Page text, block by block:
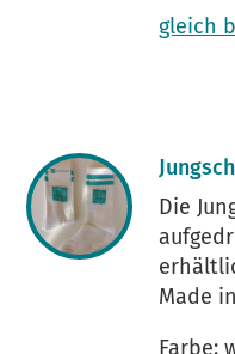
gleich
Die
Made
Farbe: